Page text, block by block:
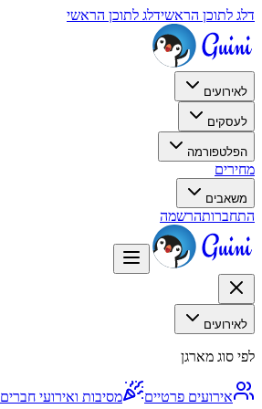
דלג לתוכן הראשידלג לתוכן הראשי
לאירועים
לעסקים
הפלטפורמה
מחירים
משאבים
התחברותהרשמה
לאירועים
לפי סוג מארגן
אירועים פרטיים מסיבות ואירועי חברים